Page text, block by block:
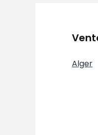
Alger